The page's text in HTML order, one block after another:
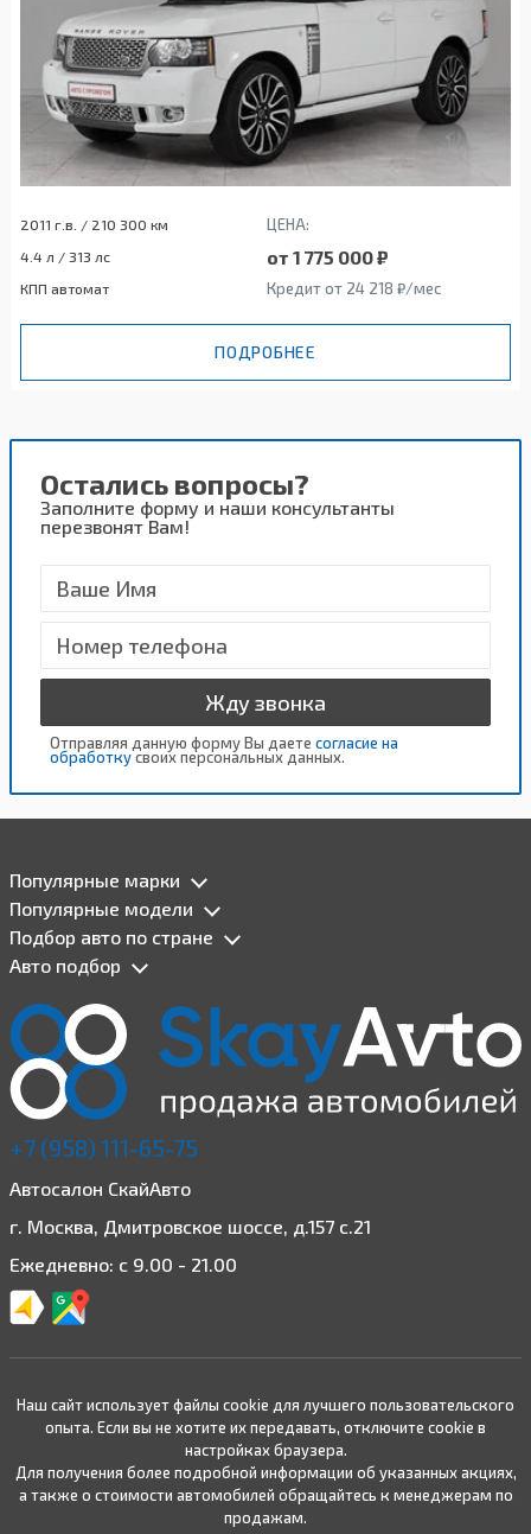
2011 г.в. / 210 300 км ЦЕНА:
4.4 л / 313 лс от 1 775 000 ₽
КПП автомат Кредит от 24 218 ₽/мес
ПОДРОБНЕЕ
Остались вопросы?
Заполните форму и наши консультанты
перезвонят Вам!
Жду звонка
Отправляя данную форму Вы даете согласие на
обработкусвоих персональных данных.
Популярные марки
Популярные модели
Подбор авто по стране
Авто подбор
+7 (958) 111-65-75
Автосалон СкайАвто
г. Москва, Дмитровское шоссе, д.157 с.21
Ежедневно: с 9.00 - 21.00
Наш сайт использует файлы cookie для лучшего пользовательского
опыта. Если вы не хотите их передавать, отключите cookie в
настройках браузера.
Для получения более подробной информации об указанных акциях,
а также о стоимости автомобилей обращайтесь к менеджерам по
продажам.